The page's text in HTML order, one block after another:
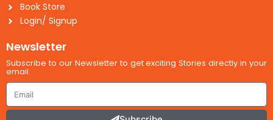
Book Store
Login/ Signup
Newsletter
Subscribe to our Newsletter to get exciting Stories directly in your
email.
Email